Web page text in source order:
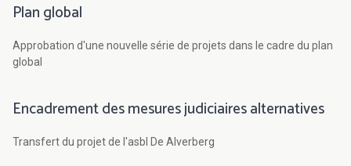
Plan global
Approbation d'une nouvelle série de projets dans le cadre du plan
global
Encadrement des mesures judiciaires alternatives
Transfert du projet de l'asbl De Alverberg